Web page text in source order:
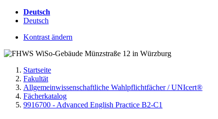
Deutsch
Deutsch
Kontrast ändern
Startseite
Fakultät
Allgemeinwissenschaftliche Wahlpflichtfächer / UNIcert®
Fächerkatalog
9916700 - Advanced English Practice B2-C1